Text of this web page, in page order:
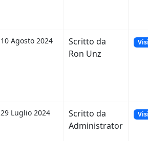
10 Agosto 2024
Scritto da
Ron Unz
29 Luglio 2024
Scritto da
Administrator